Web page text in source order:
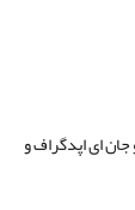
و جان ای اپدگراف و